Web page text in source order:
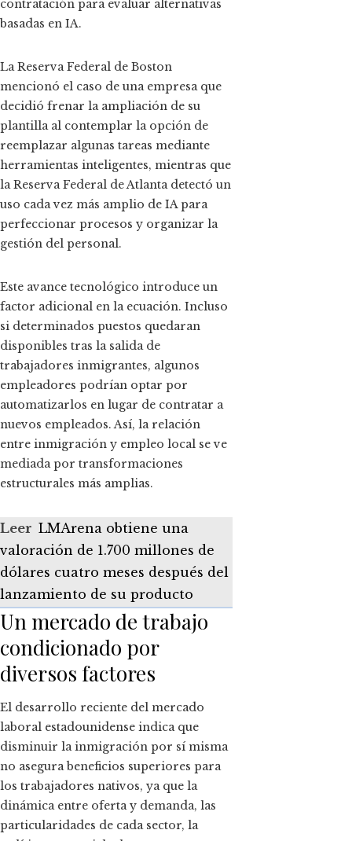
contratación para evaluar alternativas
basadas en IA.
La Reserva Federal de Boston
mencionó el caso de una empresa que
decidió frenar la ampliación de su
plantilla al contemplar la opción de
reemplazar algunas tareas mediante
herramientas inteligentes, mientras que
la Reserva Federal de Atlanta detectó un
uso cada vez más amplio de IA para
perfeccionar procesos y organizar la
gestión del personal.
Este avance tecnológico introduce un
factor adicional en la ecuación. Incluso
si determinados puestos quedaran
disponibles tras la salida de
trabajadores inmigrantes, algunos
empleadores podrían optar por
automatizarlos en lugar de contratar a
nuevos empleados. Así, la relación
entre inmigración y empleo local se ve
mediada por transformaciones
estructurales más amplias.
Leer LMArena obtiene una
valoración de 1.700 millones de
dólares cuatro meses después del
lanzamiento de su producto
Un mercado de trabajo
condicionado por
diversos factores
El desarrollo reciente del mercado
laboral estadounidense indica que
disminuir la inmigración por sí misma
no asegura beneficios superiores para
los trabajadores nativos, ya que la
dinámica entre oferta y demanda, las
particularidades de cada sector, la